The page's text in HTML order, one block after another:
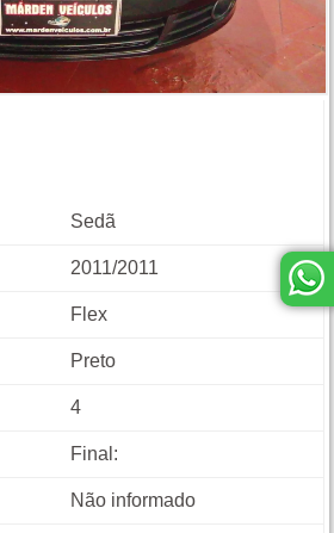
Sedã
2011/2011
Flex
Preto
4
Final:
Não informado